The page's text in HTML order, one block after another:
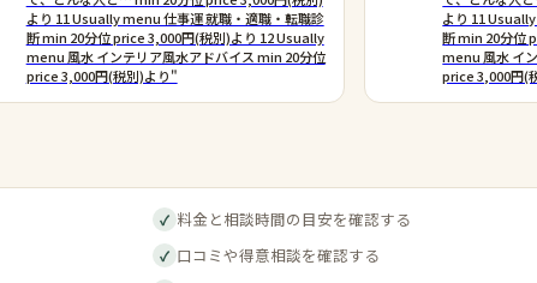
より 11 Usually menu 仕事運 就職・適職・転職診
断 min 20分位 price 3,000円(税別)より 12 Usually
menu 風水 インテリア風水アドバイス min 20分位
price 3,000円(税別)より"
より 11
断 min 20分位
menu 風水 イ
price 3,000円(
✓ 料金と相談時間の目安を確認する
✓ 口コミや得意相談を確認する